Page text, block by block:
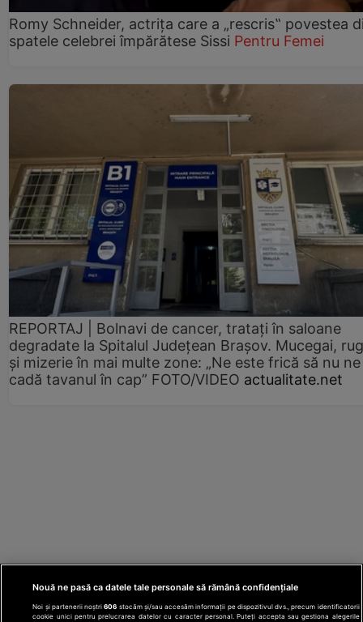
Romy Schneider, actrița care a „rescris‟ povestea
spatele celebrei împărătese Sissi Pentru Femei
REPORTAJ | Bolnavi de cancer, tratați în saloane
degradate la Spitalul Județean Brașov. Mucegai,
și mizerie în mai multe zone: „Ne este frică să nu ne
cadă tavanul în cap” FOTO/VIDEO actualitate.net
Nouă ne pasă ca datele tale personale să rămână confidențiale
Noi și partenerii noștri606 stocăm și/sau accesăm informații pe dispozitivul dvs., precum identificatorii
cookie unici pentru prelucrarea datelor cu caracter personal. Puteți accepta sau gestiona alegerile